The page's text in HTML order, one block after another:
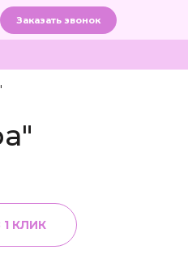
Заказать звонок
КЛИК